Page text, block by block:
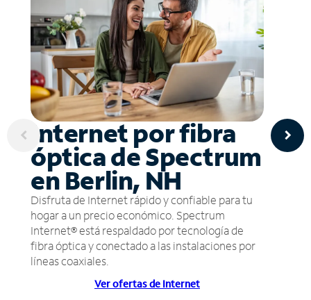
Internet por fibra
óptica de Spectrum
en Berlin, NH
Disfruta de Internet rápido y confiable para tu
hogar a un precio económico. Spectrum
Internet® está respaldado por tecnología de
fibra óptica y conectado a las instalaciones por
líneas coaxiales.
Ver ofertas de Internet